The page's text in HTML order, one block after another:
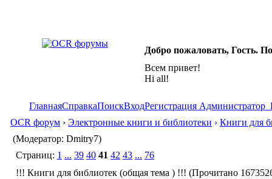
Добро пожаловать, Гость.
Всем привет!
Hi all!
ГлавнаяСправкаПоискВходРегистрация Администратор
OCR форум › Электронные книги и библиотеки › Книги для
(Модератор: Dmitry7)
Страниц: 1 ... 39 40 41 42 43 ... 76
!!! Книги для библиотек (общая тема ) !!! (Прочитано